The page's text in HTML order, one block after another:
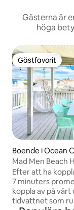
Gästerna är
höga
Gästfavorit
Gästfavorit
Boende i Ocean
Mad Men Beach
min promenad 2
UPPLEVELSE *
ARBETSYTA * Ny
Efter att ha
7 minuters
koppla av på
tidvattnet som